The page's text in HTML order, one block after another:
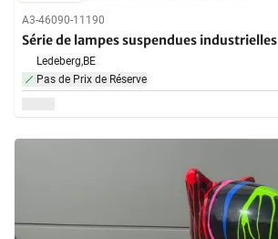
A3-46090-11190
Série de lampes suspendues industrielles
Ledeberg,BE
Pas de Prix de Réserve